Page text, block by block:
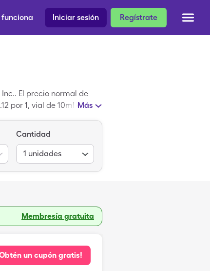
Regístrate
Iniciar sesión
funciona
El precio normal de
por 1, vial de 10ml deMás
Cantidad
1 unidades
Membresía gratuita
un cupón gratis!